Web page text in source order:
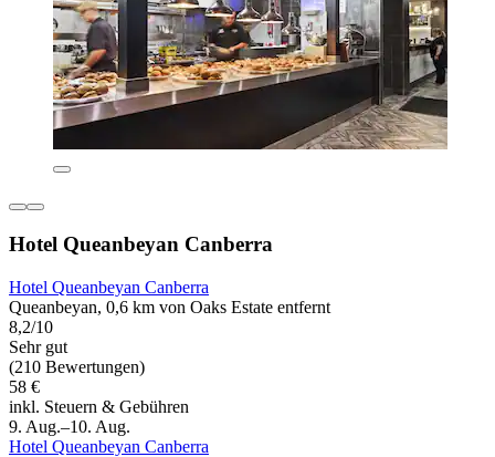
Hotel Queanbeyan Canberra
Hotel Queanbeyan Canberra
Queanbeyan, 0,6 km von Oaks Estate entfernt
8,2/10
Sehr gut
(210 Bewertungen)
58 €
inkl. Steuern & Gebühren
9. Aug.–10. Aug.
Hotel Queanbeyan Canberra